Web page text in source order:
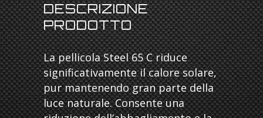
DESCRIZIONE
PRODOTTO
La pellicola Steel 65 C riduce
significativamente il calore solare,
pur mantenendo gran parte della
luce naturale. Consente una